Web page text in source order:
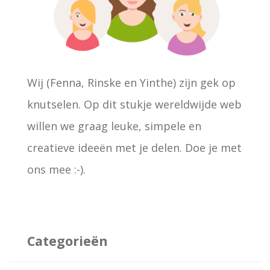
Wij (Fenna, Rinske en Yinthe) zijn gek op
knutselen. Op dit stukje wereldwijde web
willen we graag leuke, simpele en
creatieve ideeën met je delen. Doe je met
ons mee :-).
Categorieën